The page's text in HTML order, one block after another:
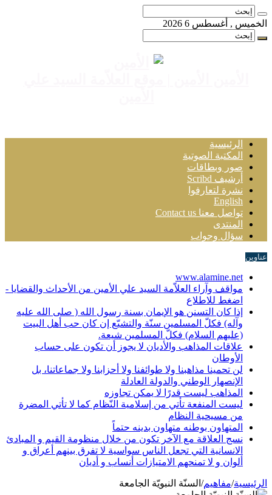
الخميس , أغسطس 6 2026
الرئيسية
المكتبة الصوتية
صور وبطاقات
أرشيف Scribd
نشرة لتعارفوا
English
تواصل معنا Contact us
المنتدى
سؤال وجواب
عناوين
www.alamine.net
مواقف وآراء العلاّمة السيد علي الأمين من الأحداث والقضايا -
اضغط للاطلاع
إذا كان التسنن هو الإيمان بسنة رسول الله ( صلى الله عليه
وآله) فكلّ المسلمين سنّة والتشيّع إن كان حب أهل البيت
(عليهم السلام) فكلّ المسلمين شيعة.
علاقات المذاهب والأديان لا يجوز أن تكون على حساب
الأوطان
لن تحمينا مذاهبنا ولا طوائفنا ولا أحزابنا ولا جماعاتنا، بل
الإنصهار الوطني والدولة العادلة
المذاهب ليست قدرًا لا يمكن تجاوزه
ليست المنفعة تأتي من إسلامية النّظام كما لا تأتي المضرة
من مسيحية النظام
المتهاون بوطنه متهاون بدينه حتماً
نسج العلاقة مع الآخر تكون من خلال منظومة القيم و المبادئ
الانسانية التي تجعل الناس سواسية لا تفرق بينهم أعراق و
ألوان و لا تمنحهم الامتيازات أنساب و أديان
الرئيسية/مفاهيم/ السنّة النبويّة الجامعة